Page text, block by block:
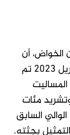
الخواض، أن
الهجوم على مدينة الجنينة في 15 أبريل 2023 تم
مئات
السابق
بجثته.